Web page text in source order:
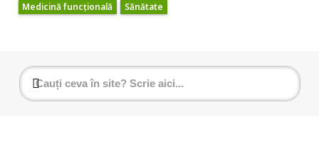
Medicină funcțională
Sănătate